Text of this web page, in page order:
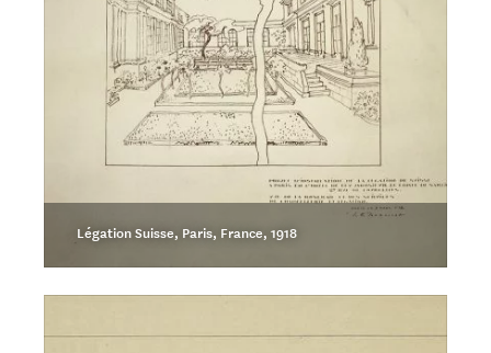
Légation Suisse, Paris, France, 1918